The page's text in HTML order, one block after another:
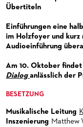
PUBLIKATIONEN
MEDIADATEN
OPERN-ABOS:
PARTNER­ WERDEN
OPERNGALA
Übertiteln
Einführungen eine
im Holzfoyer und kurz
Audioeinführung
Am 10. Oktober findet
Dialoganlässlich der
BESETZUNG
Musikalische Leitung
Inszenierung Matthew